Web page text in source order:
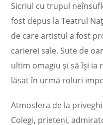
Sicriul cu trupul
fost depus la Teatrul
de care artistul a fost
carierei sale. Sute de
ultim omagiu și să își ia
lăsat în urmă roluri
Atmosfera de la
Colegi, prieteni,